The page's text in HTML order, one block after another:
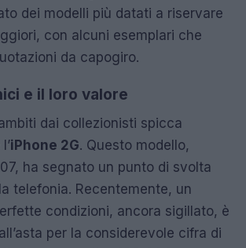
dei modelli più datati a riservare
con alcuni esemplari che
da capogiro.
e il loro valore
dai collezionisti spicca
iPhone 2G. Questo modello,
ha segnato un punto di svolta
telefonia. Recentemente, un
condizioni, ancora sigillato, è
per la considerevole cifra di